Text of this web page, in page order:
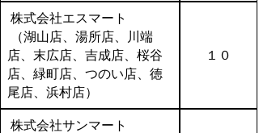
株式会社エスマート
（湖山店、湯所店、川端
店、末広店、吉成店、桜谷
店、緑町店、つのい店、徳
尾店、浜村店）
１０
株式会社サンマート